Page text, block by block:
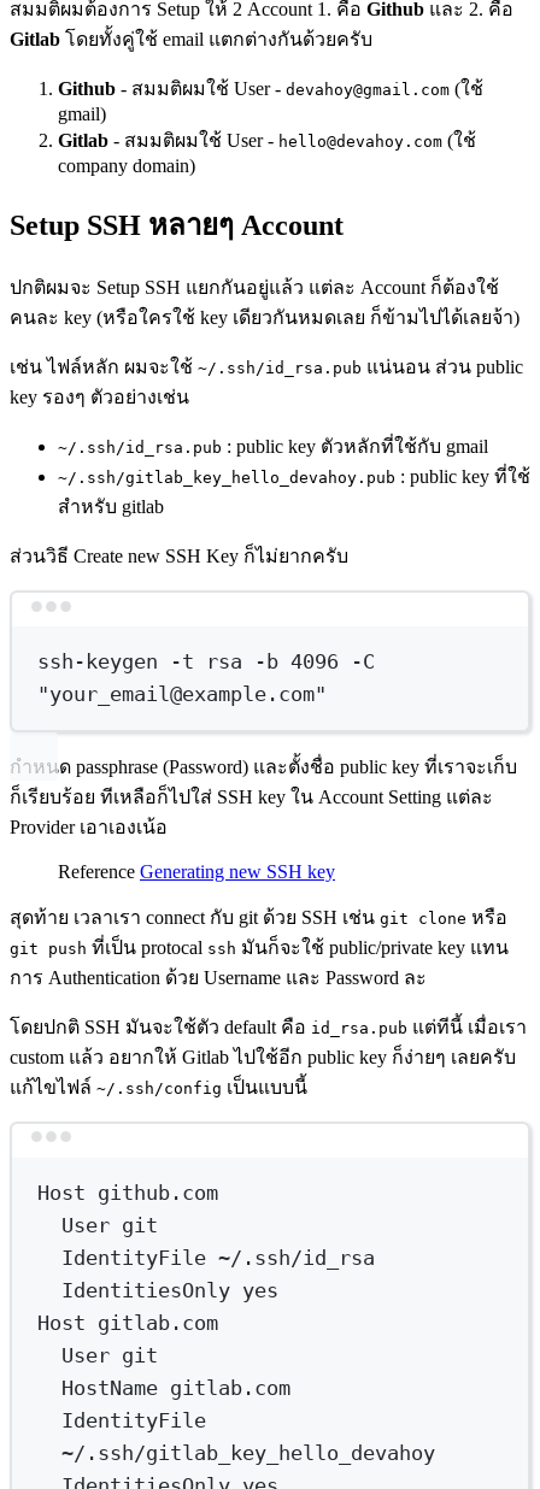
สมมติผมต้องการ Setup ให้ 2 Account 1. คือ Github และ 2. คือ
Gitlab โดยทั้งคู่ใช้ email แตกต่างกันด้วยครับ
Github - สมมติผมใช้ User - devahoy@gmail.com (ใช้
gmail)
Gitlab - สมมติผมใช้ User - hello@devahoy.com (ใช้
company domain)
Setup SSH หลายๆ Account
ปกติผมจะ Setup SSH แยกกันอยู่แล้ว แต่ละ Account ก็ต้องใช้
คนละ key (หรือใครใช้ key เดียวกันหมดเลย ก็ข้ามไปได้เลยจ้า)
เช่น ไฟล์หลัก ผมจะใช้ ~/.ssh/id_rsa.pub แน่นอน ส่วน public
key รองๆ ตัวอย่างเช่น
~/.ssh/id_rsa.pub : public key ตัวหลักที่ใช้กับ gmail
~/.ssh/gitlab_key_hello_devahoy.pub : public key ที่ใช้
สำหรับ gitlab
ส่วนวิธี Create new SSH Key ก็ไม่ยากครับ
ssh-keygen -t rsa -b 4096
-C
"your_email@example.com"
กำหนด passphrase (Password) และตั้งชื่อ public key ที่เราจะเก็บ
ก็เรียบร้อย ทีเหลือก็ไปใส่ SSH key ใน Account Setting แต่ละ
Provider เอาเองเน้อ
Reference Generating new SSH key
สุดท้าย เวลาเรา connect กับ git ด้วย SSH เช่น git clone หรือ
git push ที่เป็น protocal ssh มันก็จะใช้ public/private key แทน
การ Authentication ด้วย Username และ Password ละ
โดยปกติ SSH มันจะใช้ตัว default คือ id_rsa.pub แต่ทีนี้ เมื่อเรา
custom แล้ว อยากให้ Gitlab ไปใช้อีก public key ก็ง่ายๆ เลยครับ
แก้ไขไฟล์ ~/.ssh/config เป็นแบบนี้
Host github.com
User git
IdentityFile ~/.ssh/id_rsa
IdentitiesOnly yes
Host gitlab.com
User git
HostName gitlab.com
IdentityFile
~/.ssh/gitlab_key_hello_devahoy